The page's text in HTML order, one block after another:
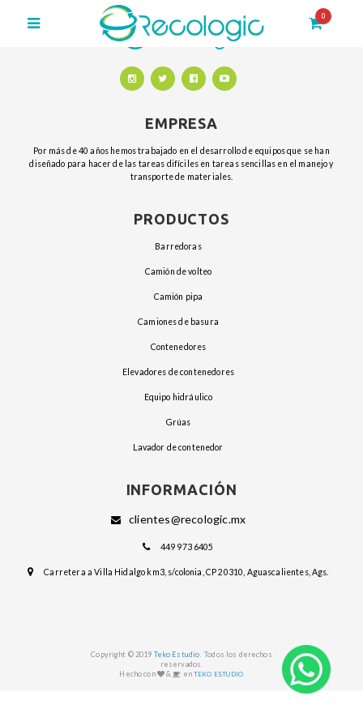
0
EMPRESA
Por más de 40 años hemos trabajado en el desarrollo de equipos que se han
diseñado para hacer de las tareas difíciles en tareas sencillas en el manejo y
transporte de materiales.
PRODUCTOS
barredoras
camión de volteo
camión pipa
camiones de basura
contenedores
elevadores de contenedores
equipo hidráulico
grúas
lavador de contenedor
INFORMACIÓN
clientes@recologic.mx
449 973 6405
Carretera a Villa Hidalgo km3, s/colonia, CP 20310, Aguascalientes, Ags.
Copyright © 2019 Teko Estudio.Todos los derechos
reservados.
Hecho con
& enTEKO ESTUDIO